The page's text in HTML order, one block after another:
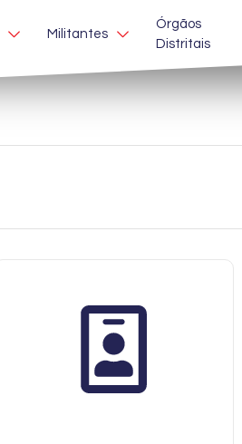
Militantes
Órgãos
Distritais